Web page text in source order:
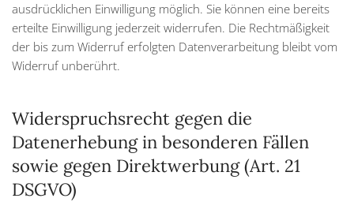
ausdrücklichen Einwilligung möglich. Sie können eine bereits
erteilte Einwilligung jederzeit widerrufen. Die Rechtmäßigkeit
der bis zum Widerruf erfolgten Datenverarbeitung bleibt vom
Widerruf unberührt.
Widerspruchsrecht gegen die
Datenerhebung in besonderen Fällen
sowie gegen Direktwerbung (Art. 21
DSGVO)